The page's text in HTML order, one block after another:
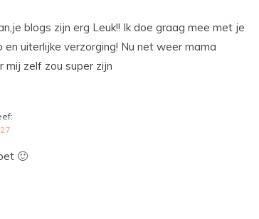
blogs zijn erg Leuk!! Ik doe graag mee met je
uiterlijke verzorging! Nu net weer mama
zelf zou super zijn
🙂